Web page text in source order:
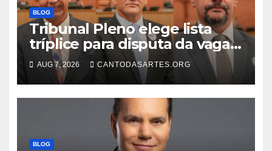
BLOG
Tribunal Pleno elege lista
tríplice para disputa da vaga
de desembargador com os
advogados Ercílio Bezerra,
Marcos Antônio e Guilherme
AUG 7, 2026 CANTODASARTES.ORG
BLOG